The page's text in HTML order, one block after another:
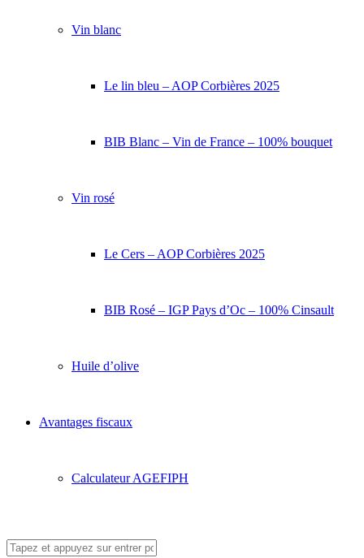
Vin blanc
Le lin bleu – AOP Corbières 2025
BIB Blanc – Vin de France – 100% bouquet
Vin rosé
Le Cers – AOP Corbières 2025
BIB Rosé – IGP Pays d’Oc – 100% Cinsault
Huile d’olive
Avantages fiscaux
Calculateur AGEFIPH